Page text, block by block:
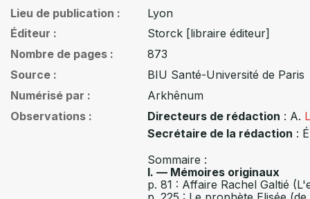
Lieu de publication
Lyon
Éditeur
Storck [libraire éditeur]
Nombre de pages
873
Source
BIU Santé-Université de Paris
Numérisé par
Arkhênum
Observations
Directeurs de rédaction : A.
Secrétaire de la rédaction :
Sommaire :
I. — Mémoires originaux
p. 81 : Affaire Rachel Galtié